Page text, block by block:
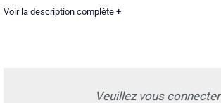
Voir la description complète +
Veuillez vous connecter